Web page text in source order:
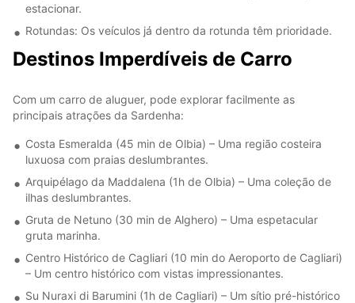
estacionar.
Rotundas: Os veículos já dentro da rotunda têm prioridade.
Destinos Imperdíveis de Carro
Com um carro de aluguer, pode explorar facilmente as
principais atrações da Sardenha:
Costa Esmeralda (45 min de Olbia) – Uma região costeira
luxuosa com praias deslumbrantes.
Arquipélago da Maddalena (1h de Olbia) – Uma coleção de
ilhas deslumbrantes.
Gruta de Netuno (30 min de Alghero) – Uma espetacular
gruta marinha.
Centro Histórico de Cagliari (10 min do Aeroporto de Cagliari)
– Um centro histórico com vistas impressionantes.
Su Nuraxi di Barumini (1h de Cagliari) – Um sítio pré-histórico